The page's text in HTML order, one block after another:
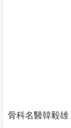
骨科名醫韓毅雄